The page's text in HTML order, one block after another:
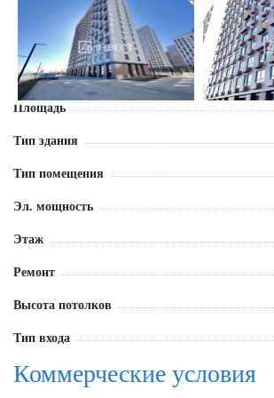
Площадь
Тип здания
Тип помещения
Эл. мощность
Этаж
Ремонт
Высота потолков
Тип входа
Коммерческие условия